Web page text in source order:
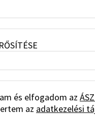
és elfogadom az
az adatkezelési